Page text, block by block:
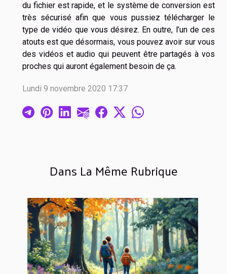
Dans La Même Rubrique
du fichier est rapide, et le système de conversion est
très sécurisé afin que vous pussiez télécharger le
type de vidéo que vous désirez. En outre, l’un de ces
atouts est que désormais, vous pouvez avoir sur vous
des vidéos et audio qui peuvent être partagés à vos
proches qui auront également besoin de ça.
Lundi 9 novembre 2020 17:37